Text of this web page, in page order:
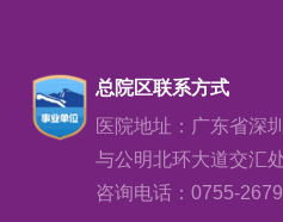
总院区联系方式
医院地址：广东省深
与公明北环大道交汇
咨询电话：0755-